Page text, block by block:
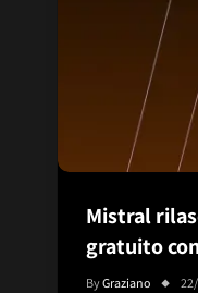
Mistral
gratuito
ByGraziano